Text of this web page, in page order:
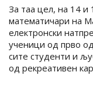
За таа цел, на 14 и
математичари на
електронски
ученици од прво
сите студенти и
од рекреативен